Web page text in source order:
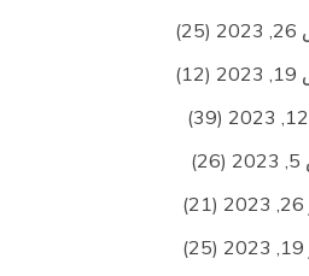
(25)
(12)
(39)
(26)
(21)
(25)